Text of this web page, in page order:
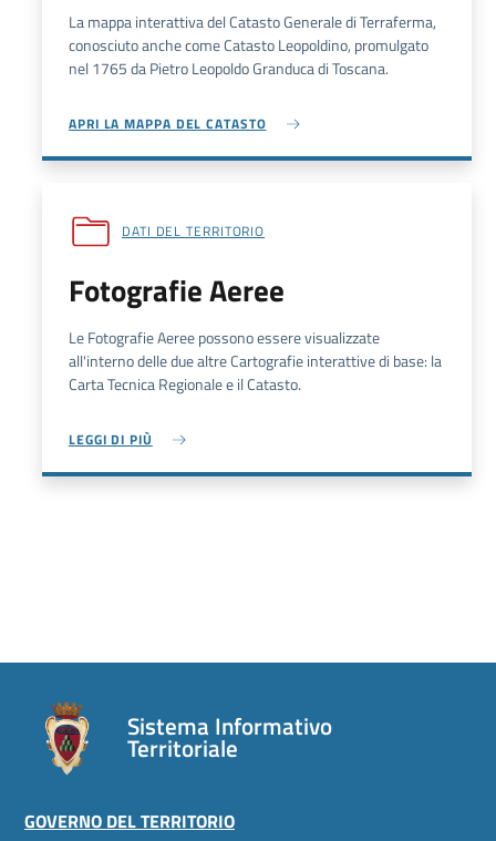
La mappa interattiva del Catasto Generale di Terraferma,
conosciuto anche come Catasto Leopoldino, promulgato
nel 1765 da Pietro Leopoldo Granduca di Toscana.
APRI LA MAPPA DEL CATASTO
DATI DEL TERRITORIO
Fotografie Aeree
Le Fotografie Aeree possono essere visualizzate
all'interno delle due altre Cartografie interattive di base: la
Carta Tecnica Regionale e il Catasto.
LEGGI DI PIÙ
Sistema Informativo
Territoriale
GOVERNO DEL TERRITORIO